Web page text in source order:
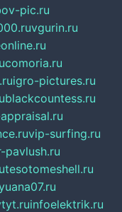
pic.ru
vgurin.ru
igro-pictures.ru
blackcountess.ru
vip-surfing.ru
pavlush.ru
tesotomeshell.ru
infoelektrik.ru